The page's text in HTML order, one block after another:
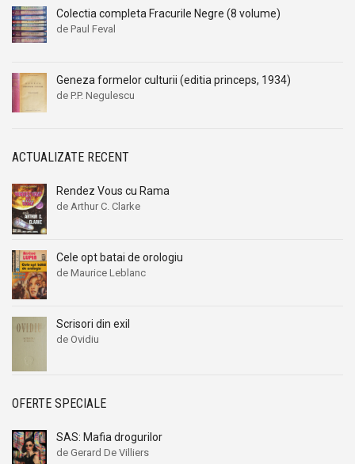
Colectia completa Fracurile Negre (8 volume)
de Paul Feval
Geneza formelor culturii (editia princeps, 1934)
de P.P. Negulescu
ACTUALIZATE RECENT
Rendez Vous cu Rama
de Arthur C. Clarke
Cele opt batai de orologiu
de Maurice Leblanc
Scrisori din exil
de Ovidiu
OFERTE SPECIALE
SAS: Mafia drogurilor
de Gerard De Villiers